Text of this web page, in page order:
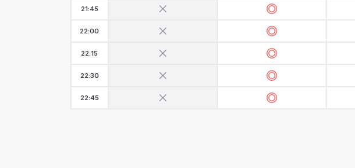
21:45
22:00
22:15
22:30
22:45